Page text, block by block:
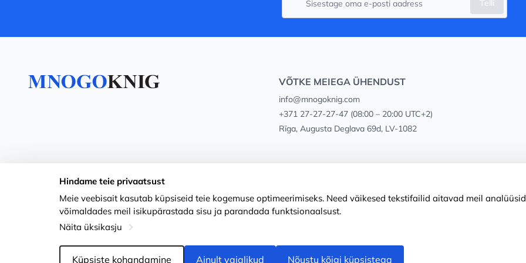
Telli
VÕTKE MEIEGA ÜHENDUST
info@mnogoknig.com
+371 27-27-27-47(08:00 – 20:00 UTC+2)
Rīga, Augusta Deglava 69d, LV-1082
Hindame teie privaatsust
Meie veebisait kasutab küpsiseid teie kogemuse optimeerimiseks. Need väikesed tekstifailid aitavad meil
võimaldades meil isikupärastada sisu ja parandada funktsionaalsust.
Näita üksikasju
Küpsiste kohandamine Ainult vajalikud Nõustu kõigi küpsistega